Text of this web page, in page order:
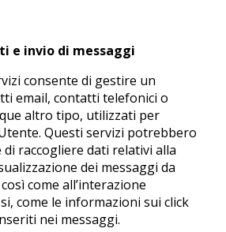
e invio di messaggi
consente di gestire un
email, contatti telefonici o
altro tipo, utilizzati per
Questi servizi potrebbero
raccogliere dati relativi alla
dei messaggi da
come all’interazione
come le informazioni sui click
nei messaggi.